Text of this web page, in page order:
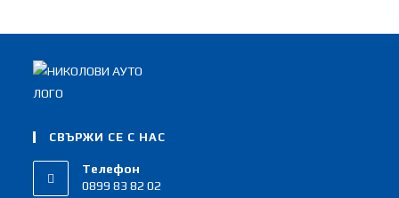
СВЪРЖИ СЕ С НАС
Телефон
0899 83 82 02